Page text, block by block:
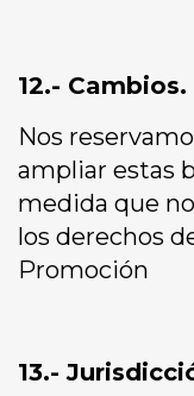
12.- Cambios.
Nos
ampliar estas
medida que
los derechos
Promoción
13.-